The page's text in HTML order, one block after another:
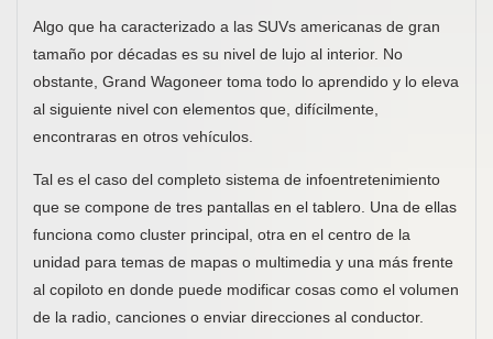
Algo que ha caracterizado a las SUVs americanas de gran
tamaño por décadas es su nivel de lujo al interior. No
obstante, Grand Wagoneer toma todo lo aprendido y lo eleva
al siguiente nivel con elementos que, difícilmente,
encontraras en otros vehículos.
Tal es el caso del completo sistema de infoentretenimiento
que se compone de tres pantallas en el tablero. Una de ellas
funciona como cluster principal, otra en el centro de la
unidad para temas de mapas o multimedia y una más frente
al copiloto en donde puede modificar cosas como el volumen
de la radio, canciones o enviar direcciones al conductor.